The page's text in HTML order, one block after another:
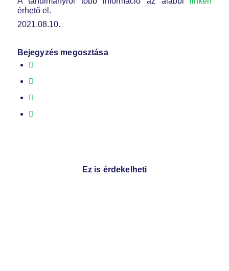
érhető el.
2021.08.10.
Bejegyzés megosztása
Ez is érdekelheti